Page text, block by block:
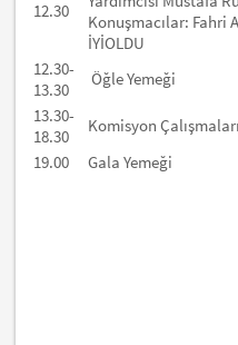
12.30
Konuşmacılar: Fahri
İYİOLDU
12.30-
13.30
Öğle Yemeği
13.30-
18.30
Komisyon Çalışmaları
19.00
Gala Yemeği